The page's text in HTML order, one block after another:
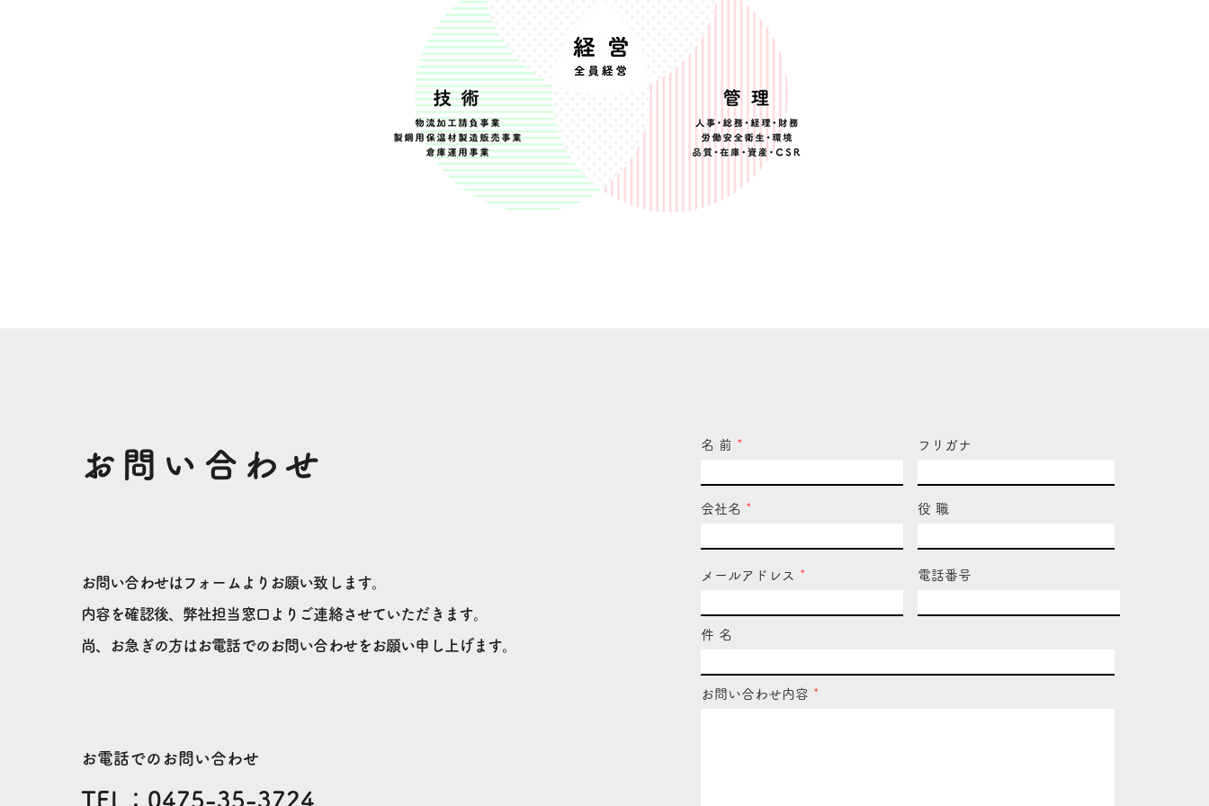
お問い合わせ
お問い合わせは フォームよりお願い致します。
内容を確認後、弊社担当窓口よりご連絡させていただきます。
尚、お急ぎの方はお電話でのお問い合わせを お願い申し上げます。
お電話でのお問い合わせ
TEL：0475-35-3724
名 前 フリガナ
会社名 役 職
メールアドレス 電話番号
件 名
お問い合わせ内容